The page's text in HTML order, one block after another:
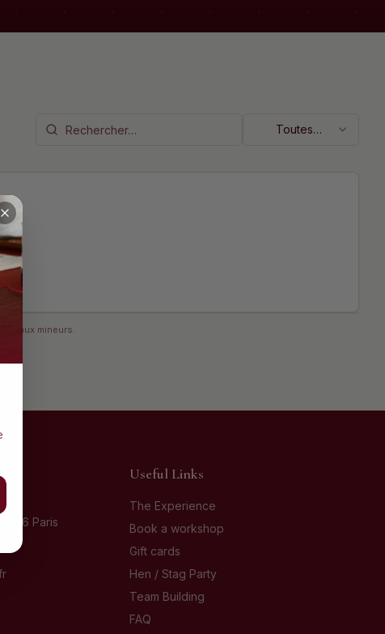
Toutes
aux mineurs.
Paris
Useful Links
The Experience
Book a workshop
Gift cards
Hen / Stag Party
Team Building
FAQ